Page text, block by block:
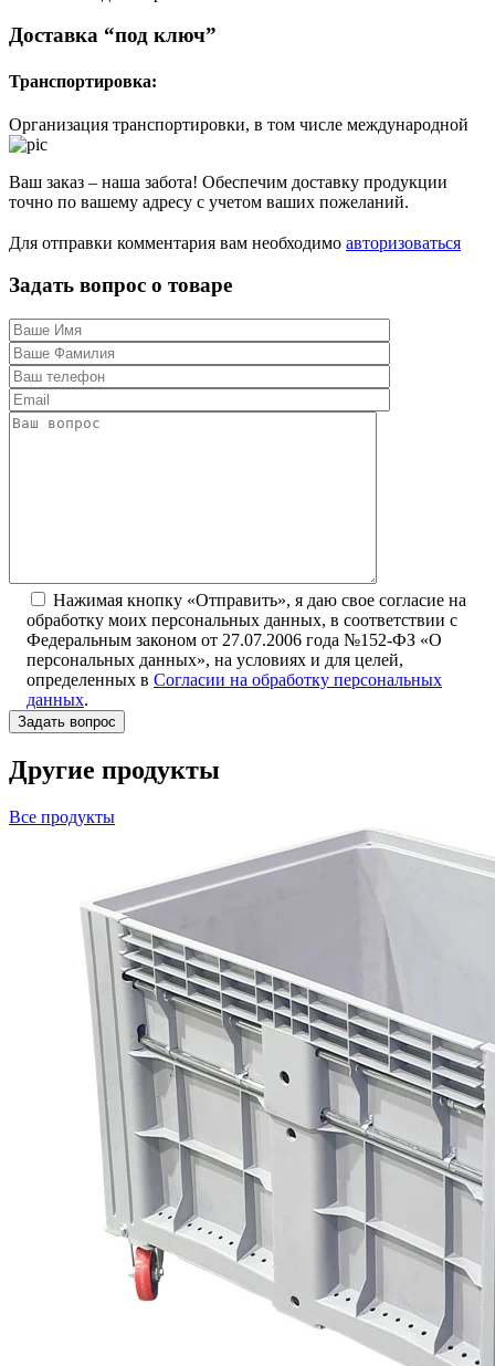
Доставка “под ключ”
Транспортировка:
Организация транспортировки, в том числе международной
Ваш заказ – наша забота! Обеспечим доставку продукции
точно по вашему адресу с учетом ваших пожеланий.
Для отправки комментария вам необходимо авторизоваться
Задать вопрос о товаре
Нажимая кнопку «Отправить», я даю свое согласие на
обработку моих персональных данных, в соответствии с
Федеральным законом от 27.07.2006 года №152-ФЗ «О
персональных данных», на условиях и для целей,
определенных в Согласии на обработку персональных
данных.
Другие продукты
Все продукты